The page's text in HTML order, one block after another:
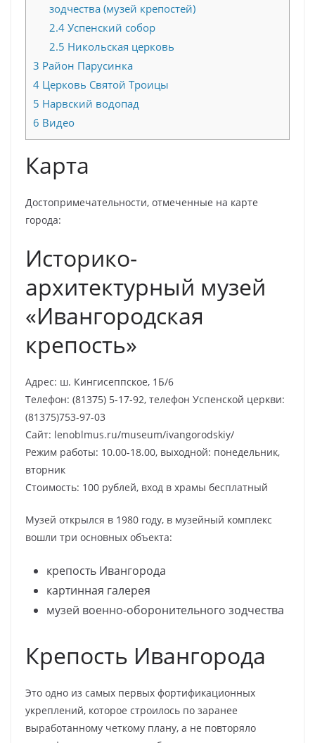
зодчества (музей крепостей)
2.4Успенский собор
2.5 Никольская церковь
3 Район Парусинка
4 Церковь Святой Троицы
5 Нарвский водопад
6 Видео
Карта
Достопримечательности, отмеченные на карте
города:
Историко-
архитектурный музей
«Ивангородская
крепость»
Адрес: ш. Кингисеппское, 1Б/6
Телефон: (81375) 5-17-92, телефон Успенской церкви:
(81375)753-97-03
Сайт: lenoblmus.ru/museum/ivangorodskiy/
Режим работы: 10.00-18.00, выходной: понедельник,
вторник
Стоимость: 100 рублей, вход в храмы бесплатный
Музей открылся в 1980 году, в музейный комплекс
вошли три основных объекта:
крепость Ивангорода
картинная галерея
музей военно-оборонительного зодчества
Крепость Ивангорода
Это одно из самых первых фортификационных
укреплений, которое строилось по заранее
выработанному четкому плану, а не повторяло